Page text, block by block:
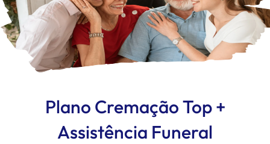
Plano Cremação Top +
Assistência Funeral